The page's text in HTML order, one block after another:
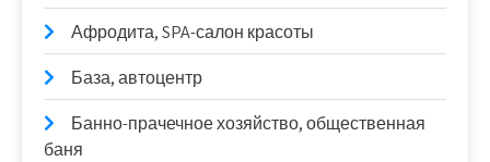
Афродита, SPA-салон красоты
База, автоцентр
Банно-прачечное хозяйство, общественная
баня